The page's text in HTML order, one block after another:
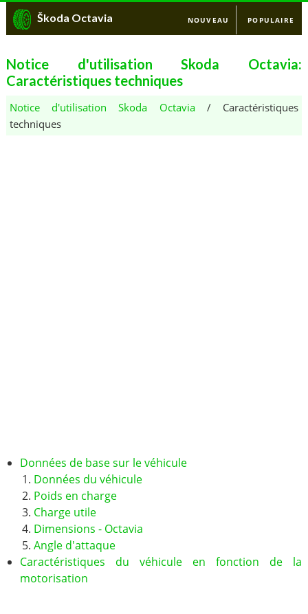
Škoda Octavia NOUVEAU POPULAIRE
Notice d'utilisation Skoda Octavia:
Caractéristiques techniques
Notice d'utilisation Skoda Octavia/ Caractéristiques
techniques
Données de base sur le véhicule
Données du véhicule
Poids en charge
Charge utile
Dimensions - Octavia
Angle d'attaque
Caractéristiques du véhicule en fonction de la
motorisation